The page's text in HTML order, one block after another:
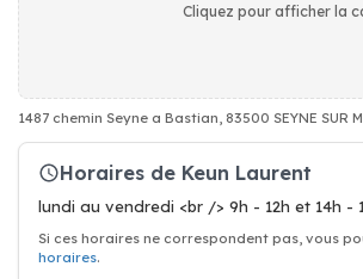
Cliquez pour afficher la
1487 chemin Seyne a Bastian, 83500 SEYNE SUR
Horaires de Keun Laurent
lundi au vendredi <br /> 9h - 12h et 14h -
Si ces horaires ne correspondent pas, vous
horaires.